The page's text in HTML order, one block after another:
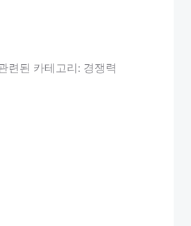
련된 카테고리: 경쟁력